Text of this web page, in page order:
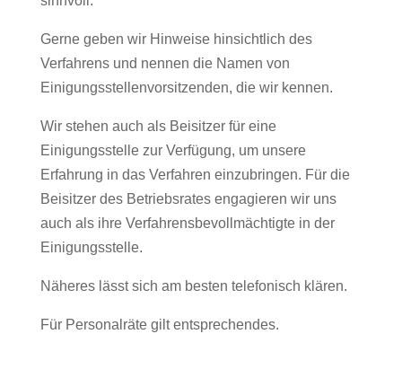
Gerne geben wir Hinweise hinsichtlich des
Verfahrens und nennen die Namen von
Einigungsstellenvorsitzenden, die wir kennen.
Wir stehen auch als Beisitzer für eine
Einigungsstelle zur Verfügung, um unsere
Erfahrung in das Verfahren einzubringen. Für die
Beisitzer des Betriebsrates engagieren wir uns
auch als ihre Verfahrensbevollmächtigte in der
Einigungsstelle.
Näheres lässt sich am besten telefonisch klären.
Für Personalräte gilt entsprechendes.